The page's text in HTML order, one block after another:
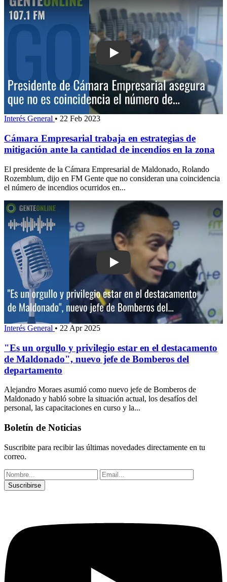
Play: Cámara Empresarial trabaja en
Interés General • 22 Feb 2023
Cámara Empresarial trabaja en estrategias de
mitigación ante la cantidad de incendios en la zona
El presidente de la Cámara Empresarial de Maldonado, Rolando
Rozemblum, dijo en FM Gente que no consideran una coincidencia
el número de incendios ocurridos en...
Play: "Es un orgullo y privilegio estar
Interés General • 22 Apr 2025
"Es un orgullo y privilegio estar en el destacamento
de Maldonado", nuevo jefe de Bomberos del
departamento
Alejandro Moraes asumió como nuevo jefe de Bomberos de
Maldonado y habló sobre la situación actual, los desafíos del
personal, las capacitaciones en curso y la...
Boletín de Noticias
Suscribite para recibir las últimas novedades directamente en tu
correo.
Suscribirse